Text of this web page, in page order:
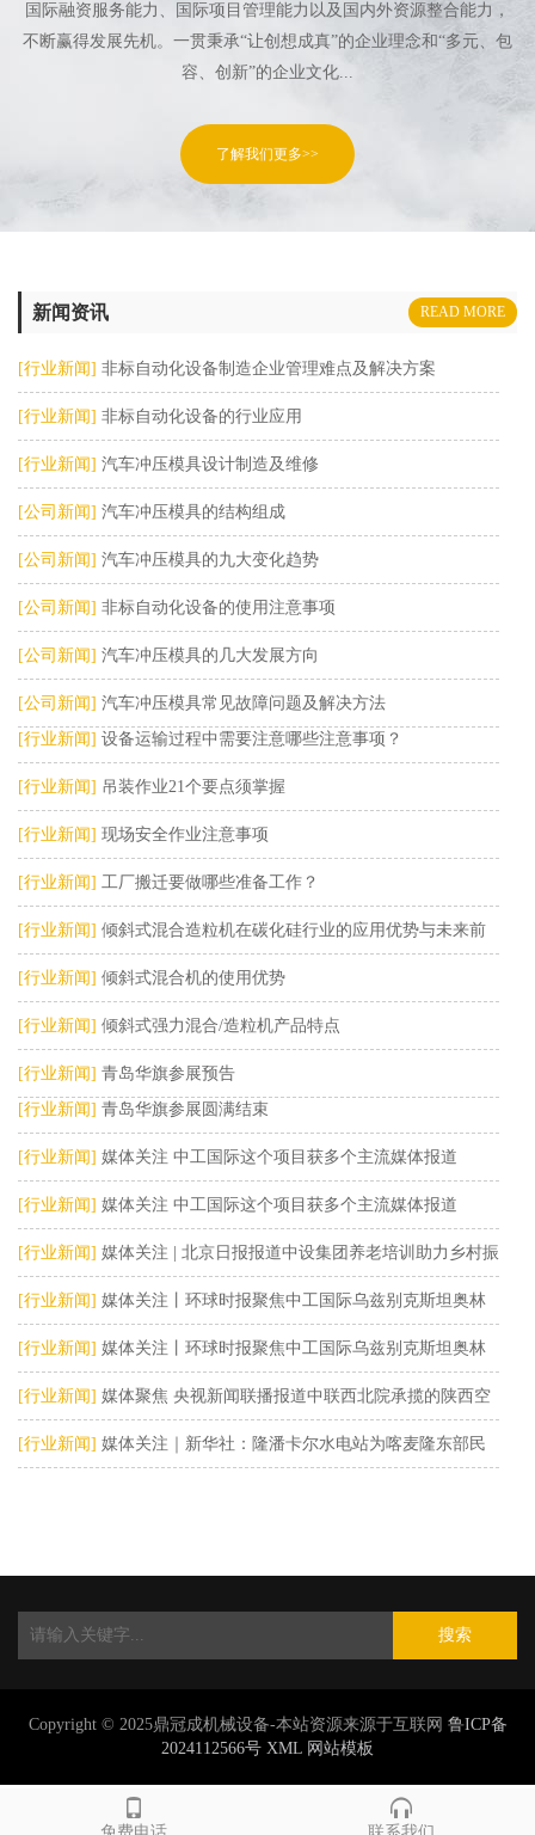
国际融资服务能力、国际项目管理能力以及国内外资源整合能力，
不断赢得发展先机。一贯秉承“让创想成真”的企业理念和“多元、包
容、创新”的企业文化...
了解我们更多>>
新闻资讯 READ MORE
[行业新闻] 非标自动化设备制造企业管理难点及解决方案
[行业新闻] 非标自动化设备的行业应用
[行业新闻] 汽车冲压模具设计制造及维修
[公司新闻] 汽车冲压模具的结构组成
[公司新闻] 汽车冲压模具的九大变化趋势
[公司新闻] 非标自动化设备的使用注意事项
[公司新闻] 汽车冲压模具的几大发展方向
[公司新闻] 汽车冲压模具常见故障问题及解决方法
[行业新闻] 设备运输过程中需要注意哪些注意事项？
[行业新闻] 吊装作业21个要点须掌握
[行业新闻] 现场安全作业注意事项
[行业新闻] 工厂搬迁要做哪些准备工作？
[行业新闻] 倾斜式混合造粒机在碳化硅行业的应用优势与未来前
景
[行业新闻] ​倾斜式混合机的使用优势
[行业新闻] ​倾斜式强力混合/造粒机产品特点
[行业新闻] 青岛华旗参展预告
[行业新闻] 青岛华旗参展圆满结束
[行业新闻] 媒体关注 中工国际这个项目获多个主流媒体报道
[行业新闻] 媒体关注 中工国际这个项目获多个主流媒体报道
[行业新闻] 媒体关注 | 北京日报报道中设集团养老培训助力乡村振
兴
[行业新闻] 媒体关注丨环球时报聚焦中工国际乌兹别克斯坦奥林
匹克城项目
[行业新闻] 媒体关注丨环球时报聚焦中工国际乌兹别克斯坦奥林
匹克城项目
[行业新闻] 媒体聚焦 央视新闻联播报道中联西北院承揽的陕西空
天动力创新中心项目
[行业新闻] 媒体关注｜新华社：隆潘卡尔水电站为喀麦隆东部民
搜索
Copyright © 2025鼎冠成机械设备-本站资源来源于互联网 鲁ICP备
2024112566号 XML 网站模板